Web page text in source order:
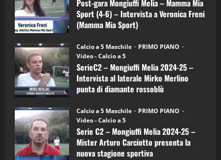
–
Mamma
Mia
Sport
6)
–
Intervista
a
mister
Arturo
Carciotto
(Mongiuffi
Post-gara Mongiuffi Melia – Mamma Mia
Sport (4-6) – Intervista a Veronica Freni
(Mamma Mia Sport)
Calcio a 5 Maschile
PRIMO PIANO
Video - Calcio a 5
SerieC2 – Mongiuffi Melia 2024-25 –
Intervista al laterale Mirko Merlino
punta di diamante rossoblù
Calcio a 5 Maschile
PRIMO PIANO
Video - Calcio a 5
Serie C2 – Mongiuffi Melia 2024-25 –
Mister Arturo Carciotto presenta la
nuova stagione sportiva
3 21/04/2026
4
“SportEmpire” in Podcast: 27^ Puntata
(Martedi 14 Aprile 2026)
15/04/2026
5
“SportEmpire” in Podcast: 26^ Puntata
(Martedi 07 Aprile 2026)
08/04/2026